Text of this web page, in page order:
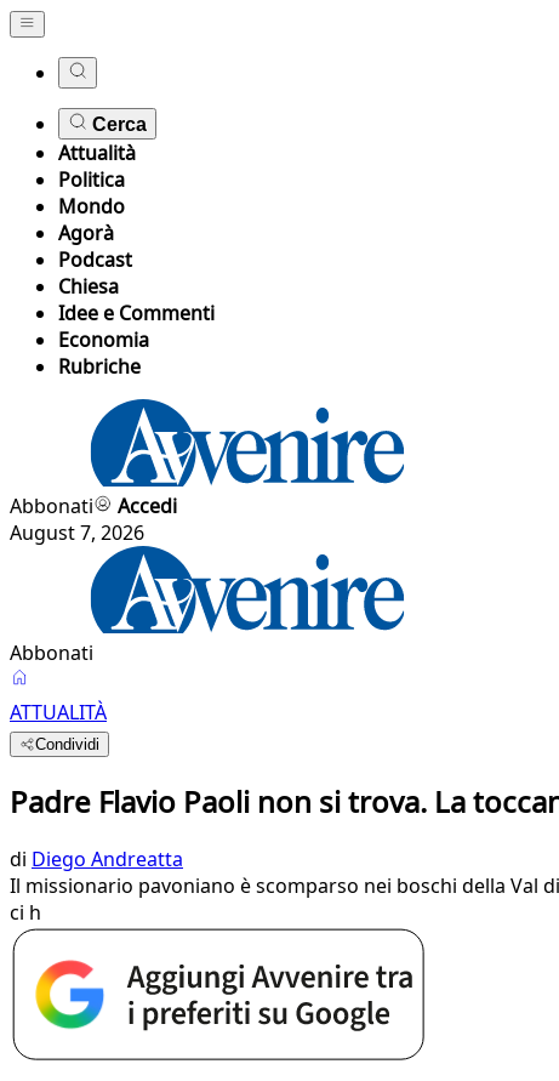
Cerca
Attualità
Politica
Mondo
Agorà
Podcast
Chiesa
Idee e Commenti
Economia
Rubriche
Abbonati
Accedi
August 7, 2026
Abbonati
ATTUALITÀ
Condividi
Padre Flavio Paoli non si trova. La
di Diego Andreatta
Il missionario pavoniano è scomparso nei boschi della Val
ci h